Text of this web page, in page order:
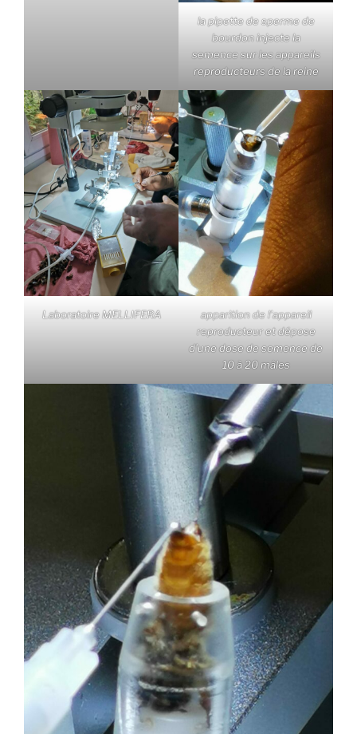
la pipette de sperme de
bourdon injecte la
semence sur les appareils
reproducteurs de la reine
Laboratoire MELLIFERA
apparition de l’appareil
reproducteur et dépose
d’une dose de semence de
10 à 20 mâles